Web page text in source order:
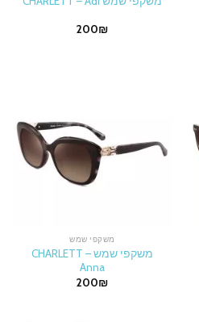
200₪
משקפי שמש
משקפי שמש CHARLETT –
Anna
200₪